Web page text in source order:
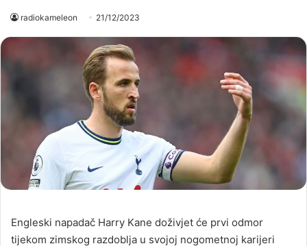
radiokameleon 21/12/2023
Engleski napadač Harry Kane doživjet će prvi odmor
tijekom zimskog razdoblja u svojoj nogometnoj karijeri